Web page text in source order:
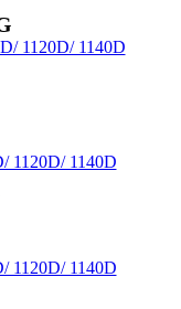
1120D/ 1140D
1120D/ 1140D